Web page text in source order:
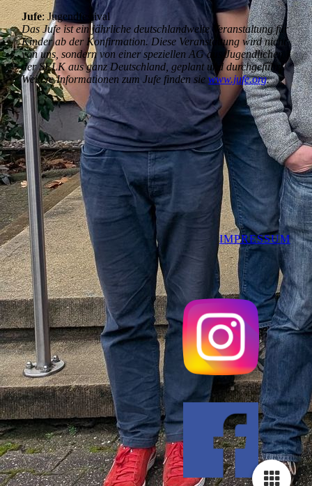
Jufe: Jugendfestival
Das Jufe ist ein jährliche deutschlandweite Veranstaltung für
Kinder ab der Konfirmation. Diese Veranstaltung wird nicht
von uns, sondern von einer speziellen AG aus Jugendlichen
der SELK aus ganz Deutschland, geplant und durchgeführt.
Weitere Informationen zum Jufe finden siewww.jufe.org.
IMPRESSUM